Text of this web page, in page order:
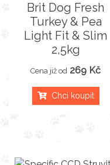
Brit Dog Fresh
Turkey & Pea
Light Fit & Slim
2,5kg
Cena již od 269 Kč
Chci koupit